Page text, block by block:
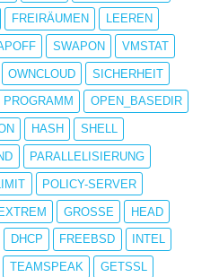
FREIRÄUMEN LEEREN
SWAPON VMSTAT
OWNCLOUD SICHERHEIT
PROGRAMM OPEN_BASEDIR
HASH SHELL
PARALLELISIERUNG
POLICY-SERVER
GROSSE HEAD
DHCP FREEBSD INTEL
TEAMSPEAK GETSSL